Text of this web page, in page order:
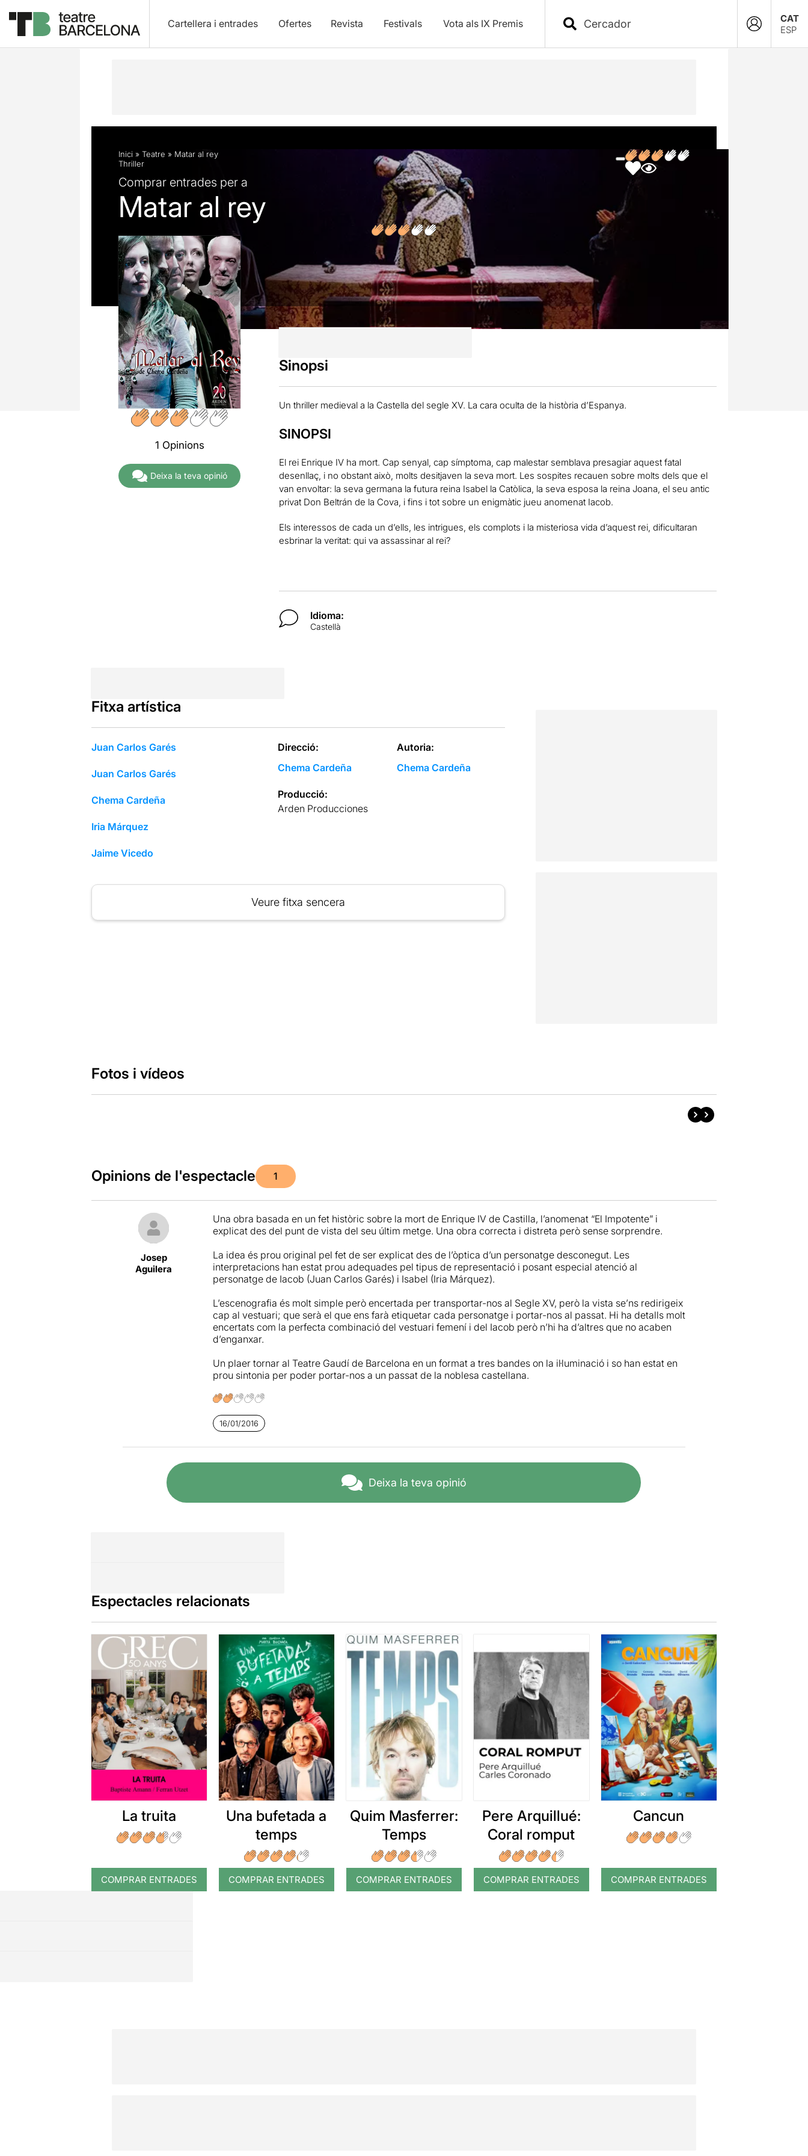
Cartellera i entrades Ofertes Revista Festivals Vota als IX Premis
CAT
ESP
Descripció Fitxa artística Fotos i vídeos Opinions
Inici » Teatre » Matar al rey
Thriller
Comprar entrades per a
Matar al rey
1 Opinions
Deixa la teva opinió
Sinopsi
Un thriller medieval a la Castella del segle XV. La cara oculta de la història d’Espanya.
SINOPSI
El rei Enrique IV ha mort. Cap senyal, cap símptoma, cap malestar semblava presagiar aquest fatal
desenllaç, i no obstant això, molts desitjaven la seva mort. Les sospites recauen sobre molts dels que el
van envoltar: la seva germana la futura reina Isabel la Catòlica, la seva esposa la reina Joana, el seu antic
privat Don Beltrán de la Cova, i fins i tot sobre un enigmàtic jueu anomenat Iacob.
Els interessos de cada un d’ells, les intrigues, els complots i la misteriosa vida d’aquest rei, dificultaran
esbrinar la veritat: qui va assassinar al rei?
Idioma:
Castellà
Fitxa artística
Juan Carlos Garés
Juan Carlos Garés
Chema Cardeña
Iria Márquez
Jaime Vicedo
Direcció:
Chema Cardeña
Autoria:
Chema Cardeña
Producció:
Arden Producciones
Veure fitxa sencera
Fotos i vídeos
Opinions de l'espectacle 1
Josep
Aguilera
Una obra basada en un fet històric sobre la mort de Enrique IV de Castilla, l’anomenat “El Impotente” i
explicat des del punt de vista del seu últim metge. Una obra correcta i distreta però sense sorprendre.
La idea és prou original pel fet de ser explicat des de l’òptica d’un personatge desconegut. Les
interpretacions han estat prou adequades pel tipus de representació i posant especial atenció al
personatge de Iacob (Juan Carlos Garés) i Isabel (Iria Márquez).
L’escenografia és molt simple però encertada per transportar-nos al Segle XV, però la vista se’ns redirigeix
cap al vestuari; que serà el que ens farà etiquetar cada personatge i portar-nos al passat. Hi ha detalls molt
encertats com la perfecta combinació del vestuari femení i del Iacob però n’hi ha d’altres que no acaben
d’enganxar.
Un plaer tornar al Teatre Gaudí de Barcelona en un format a tres bandes on la il·luminació i so han estat en
prou sintonia per poder portar-nos a un passat de la noblesa castellana.
16/01/2016
Deixa la teva opinió
Espectacles relacionats
La truita
COMPRAR ENTRADES
Una bufetada a
temps
COMPRAR ENTRADES
Quim Masferrer:
Temps
COMPRAR ENTRADES
Pere Arquillué:
Coral romput
COMPRAR ENTRADES
Cancun
COMPRAR ENTRADES